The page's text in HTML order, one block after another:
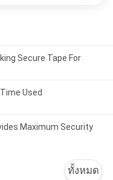
Secure Tape For
Used
Maximum Security
ทั้งหมด